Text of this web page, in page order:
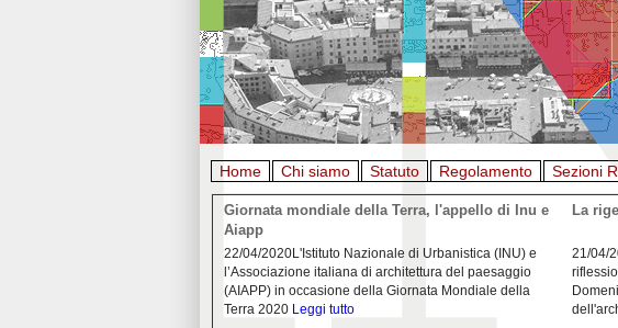
Home Chi siamo Statuto Regolamento Sezioni
Giornata mondiale della Terra, l'appello di Inu e
Aiapp
22/04/2020L'Istituto Nazionale di Urbanistica (INU) e
l’Associazione italiana di architettura del paesaggio
(AIAPP) in occasione della Giornata Mondiale della
Terra 2020 Leggi tutto
La
21/04/